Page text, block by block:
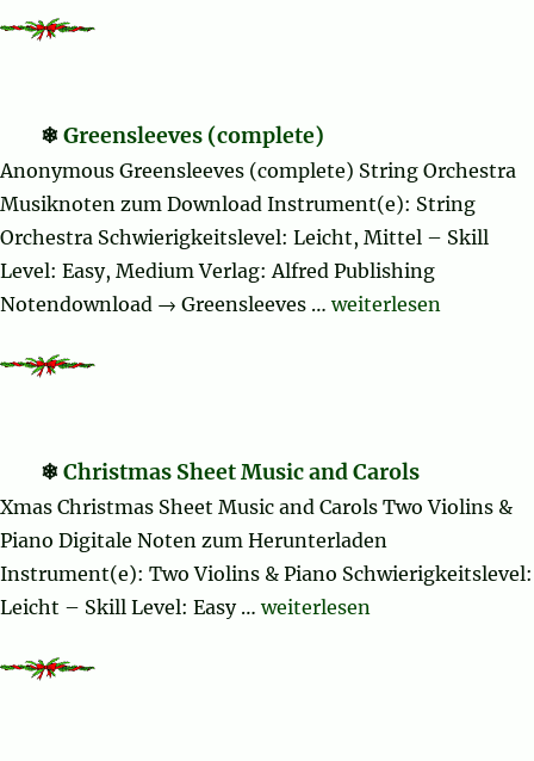
Greensleeves (complete)
Anonymous Greensleeves (complete) String Orchestra
Musiknoten zum Download Instrument(e): String
Orchestra Schwierigkeitslevel: Leicht, Mittel – Skill
Level: Easy, Medium Verlag: Alfred Publishing
Notendownload → Greensleeves …„Greensleeves
weiterlesen
Christmas Sheet Music and Carols
Xmas Christmas Sheet Music and Carols Two Violins &
Piano Digitale Noten zum Herunterladen
Instrument(e): Two Violins & Piano Schwierigkeitslevel:
Leicht – Skill Level: Easy …„Christmas Sheet Music and
weiterlesen